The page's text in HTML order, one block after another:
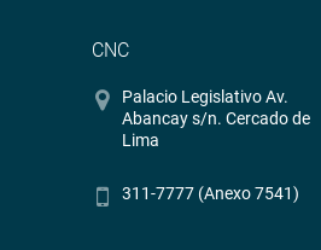
CNC
Palacio Legislativo Av.
Abancay s/n. Cercado de
Lima
311-7777 (Anexo 7541)